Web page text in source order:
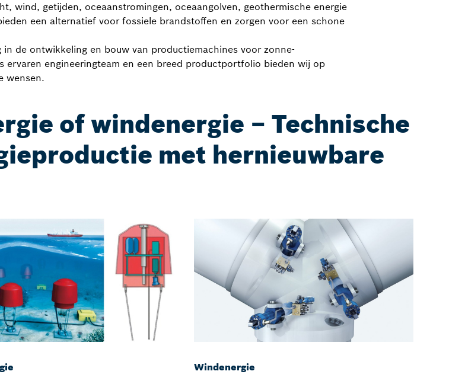
wind, getijden, oceaanstromingen, oceaangolven, geothermische energie
een alternatief voor fossiele brandstoffen en zorgen voor een schone
de ontwikkeling en bouw van productiemachines voor zonne-
ervaren engineeringteam en een breed productportfolio bieden wij op
wensen.
of windenergie – Technische
met hernieuwbare
Windenergie